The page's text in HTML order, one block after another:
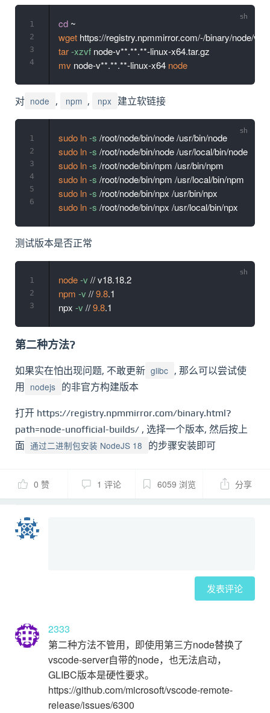
cd
wget
tar-xzvf
mv node-v**.**.**-linux-x64 node
1
2
3
4
对 node , npm , npx 建立软链接
sudo ln-s
sudo ln-s
sudo ln-s
sudo ln-s
sudo ln-s
sudo ln-s
1
2
3
4
5
6
测试版本是否正常
node-v
npm -v // 9.8.1
npx -v // 9.8
1
2
3
第二种方法?
如果实在怕出现问题, 不敢更新 glibc , 那么可以尝试使
用
nodejs 的非官方构建版本
打开 https://registry.npmmirror.com/binary.html?
path=node-unofficial-builds/ , 选择一个版本, 然后按上
面 通过二进制包安装 NodeJS 18 的步骤安装即可
0 赞 1 评论 6059 浏览 分享
发表评论
2333
第二种方法不管用，即使用第三方node替换了
vscode-server自带的node，也无法启动，
GLIBC版本是硬性要求。
https://github.com/microsoft/vscode-remote-
release/issues/6300